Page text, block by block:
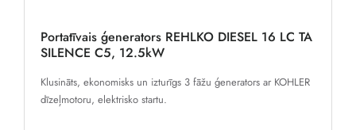
Portatīvais ģenerators REHLKO DIESEL 16 LC TA
SILENCE C5, 12.5kW
Klusināts, ekonomisks un izturīgs 3 fāžu ģenerators ar KOHLER
dīzeļmotoru, elektrisko startu.